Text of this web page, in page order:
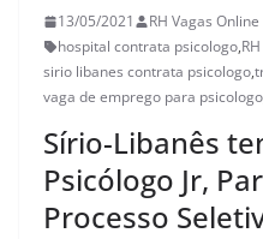
13/05/2021
RH Vagas Online
hospital contrata psicologo,
sirio libanes contrata psicologo,
vaga de emprego para psicologo
Sírio-Libanês
Psicólogo Jr,
Processo